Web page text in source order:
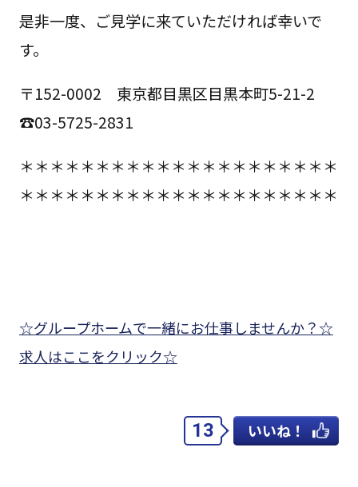
是非一度、ご見学に来ていただければ幸いで
す。
〒152-0002 東京都目黒区目黒本町5-21-2
☎03-5725-2831
＊＊＊＊＊＊＊＊＊＊＊＊＊＊＊＊＊＊＊＊＊
＊＊＊＊＊＊＊＊＊＊＊＊＊＊＊＊＊＊＊＊＊
☆グループホームで一緒にお仕事しませんか？☆
求人はここをクリック☆
13 いいね！